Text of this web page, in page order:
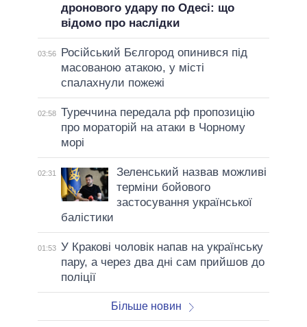
дронового удару по Одесі: що
відомо про наслідки
03:56
Російський Бєлгород опинився під
масованою атакою, у місті
спалахнули пожежі
02:58 Туреччина передала рф пропозицію
про мораторій на атаки в Чорному
морі
02:31
Зеленський назвав можливі
терміни бойового
застосування української
балістики
01:53 У Кракові чоловік напав на українську
пару, а через два дні сам прийшов до
поліції
Більше новин